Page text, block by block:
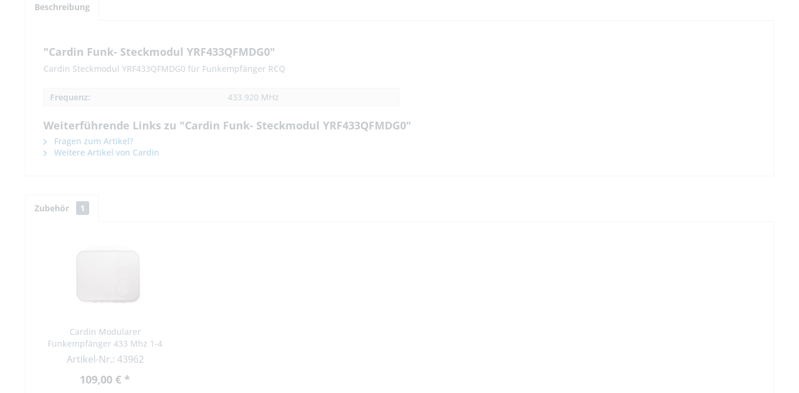
Beschreibung
"Cardin Funk- Steckmodul YRF433QFMDG0"
Cardin Steckmodul YRF433QFMDG0 für Funkempfänger RCQ
Frequenz: 433.920 MHz
Weiterführende Links zu "Cardin Funk- Steckmodul YRF433QFMDG0"
Fragen zum Artikel?
Weitere Artikel von Cardin
Zubehör 1
Cardin Modularer
Funkempfänger 433 Mhz 1-4
Kanal 12/24 Vac-dc RCQ504D1
Artikel-Nr.: 43962
109,00 € *